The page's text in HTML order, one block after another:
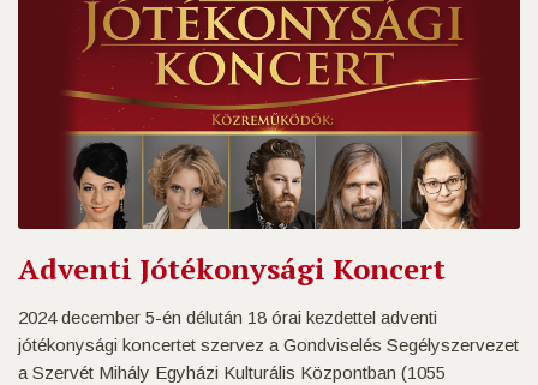
Adventi Jótékonysági Koncert
2024 december 5-én délután 18 órai kezdettel adventi
jótékonysági koncertet szervez a Gondviselés Segélyszervezet
a Szervét Mihály Egyházi Kulturális Központban (1055